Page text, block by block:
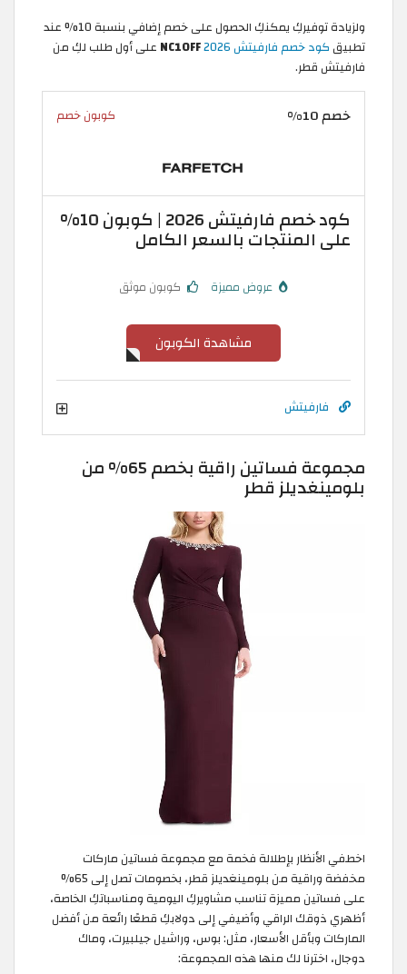
ولزيادة توفيركِ يمكنكِ الحصول على خصم إضافي بنسبة 10% عند
تطبيق كود خصم فارفيتش 2026 NC10FF على أول طلب لكِ من
فارفيتش قطر.
خصم 10% كوبون خصم
كود خصم فارفيتش 2026 | كوبون 10%
على المنتجات بالسعر الكامل
عروض مميزة كوبون موثق
مشاهدة الكوبون
فارفيتش
مجموعة فساتين راقية بخصم 65% من
بلومينغديلز قطر
اخطفي الأنظار بإطلالة فخمة مع مجموعة فساتين ماركات
مخفضة وراقية من بلومينغديلز قطر، بخصومات تصل إلى 65%
على فساتين مميزة تناسب مشاويركِ اليومية ومناسباتكِ الخاصة،
أظهري ذوقك الراقي وأضيفي إلى دولابكِ قطعًا رائعة من أفضل
الماركات وبأقل الأسعار، مثل: بوس، وراشيل جيلبيرت، وماك
دوجال، اخترنا لك منها هذه المجموعة: